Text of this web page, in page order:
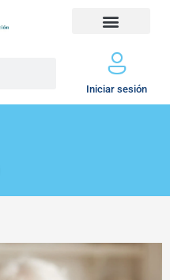
Iniciar sesión